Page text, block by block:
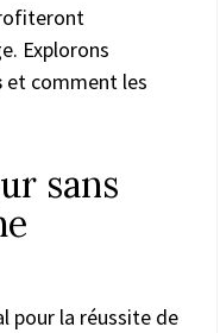
Explorons
et comment les
sans
pour la réussite de